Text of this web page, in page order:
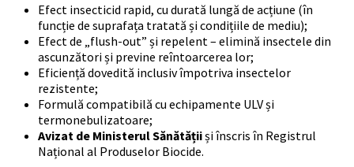
Efect insecticid rapid, cu durată lungă de acțiune (în
funcție de suprafața tratată și condițiile de mediu);
Efect de „flush-out” și repelent – elimină insectele din
ascunzători și previne reîntoarcerea lor;
Eficiență dovedită inclusiv împotriva insectelor
rezistente;
Formulă compatibilă cu echipamente ULV și
termonebulizatoare;
Avizat de Ministerul Sănătățiiși înscris în Registrul
Național al Produselor Biocide.